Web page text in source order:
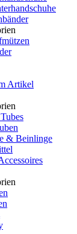
Artikel
& Beinlinge